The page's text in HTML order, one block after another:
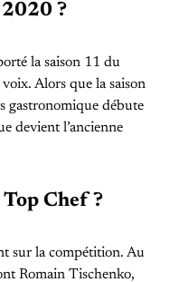
2020 ?
la saison 11 du
Alors que la saison
gastronomique débute
devient l’ancienne
Chef ?
sur la compétition. Au
Romain Tischenko,